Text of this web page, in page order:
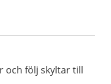
och följ skyltar till